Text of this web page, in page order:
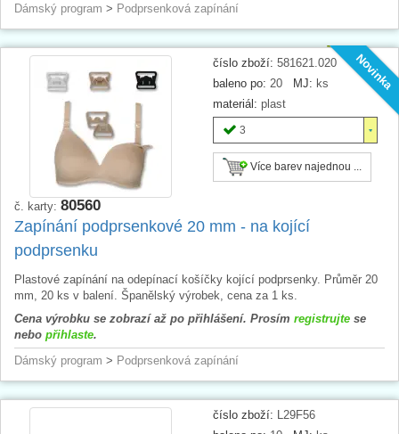
Dámský program > Podprsenková zapínání
Novinka
číslo zboží: 581621.020
baleno po: 20 MJ: ks
materiál: plast
3
Více barev najednou ...
č. karty: 80560
Zapínání podprsenkové 20 mm - na kojící
podprsenku
Plastové zapínání na odepínací košíčky kojící podprsenky. Průměr 20
mm, 20 ks v balení. Španělský výrobek, cena za 1 ks.
Cena výrobku se zobrazí až po přihlášení. Prosím registrujte se
nebo přihlaste.
Dámský program > Podprsenková zapínání
číslo zboží: L29F56